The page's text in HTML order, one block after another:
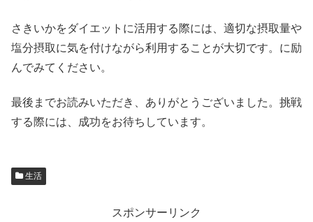
さきいかをダイエットに活用する際には、適切な摂取量や
塩分摂取に気を付けながら利用することが大切です。に励
んでみてください。
最後までお読みいただき、ありがとうございました。挑戦
する際には、成功をお待ちしています。
生活
スポンサーリンク